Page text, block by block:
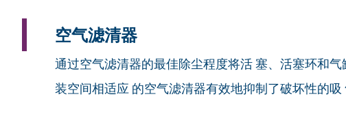
空气滤清器
通过空气滤清器的最佳除尘程度将活 塞、活塞环和
装空间相适应 的空气滤清器有效地抑制了破坏性的吸